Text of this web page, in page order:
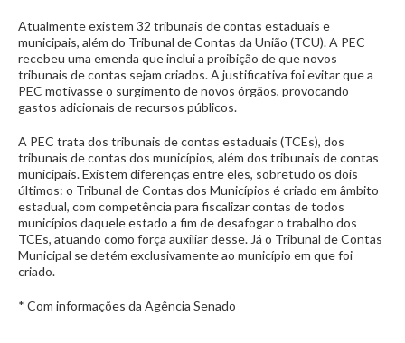
Atualmente existem 32 tribunais de contas estaduais e
municipais, além do Tribunal de Contas da União (TCU). A PEC
recebeu uma emenda que inclui a proibição de que novos
tribunais de contas sejam criados. A justificativa foi evitar que a
PEC motivasse o surgimento de novos órgãos, provocando
gastos adicionais de recursos públicos.
A PEC trata dos tribunais de contas estaduais (TCEs), dos
tribunais de contas dos municípios, além dos tribunais de contas
municipais. Existem diferenças entre eles, sobretudo os dois
últimos: o Tribunal de Contas dos Municípios é criado em âmbito
estadual, com competência para fiscalizar contas de todos
municípios daquele estado a fim de desafogar o trabalho dos
TCEs, atuando como força auxiliar desse. Já o Tribunal de Contas
Municipal se detém exclusivamente ao município em que foi
criado.
* Com informações da Agência Senado